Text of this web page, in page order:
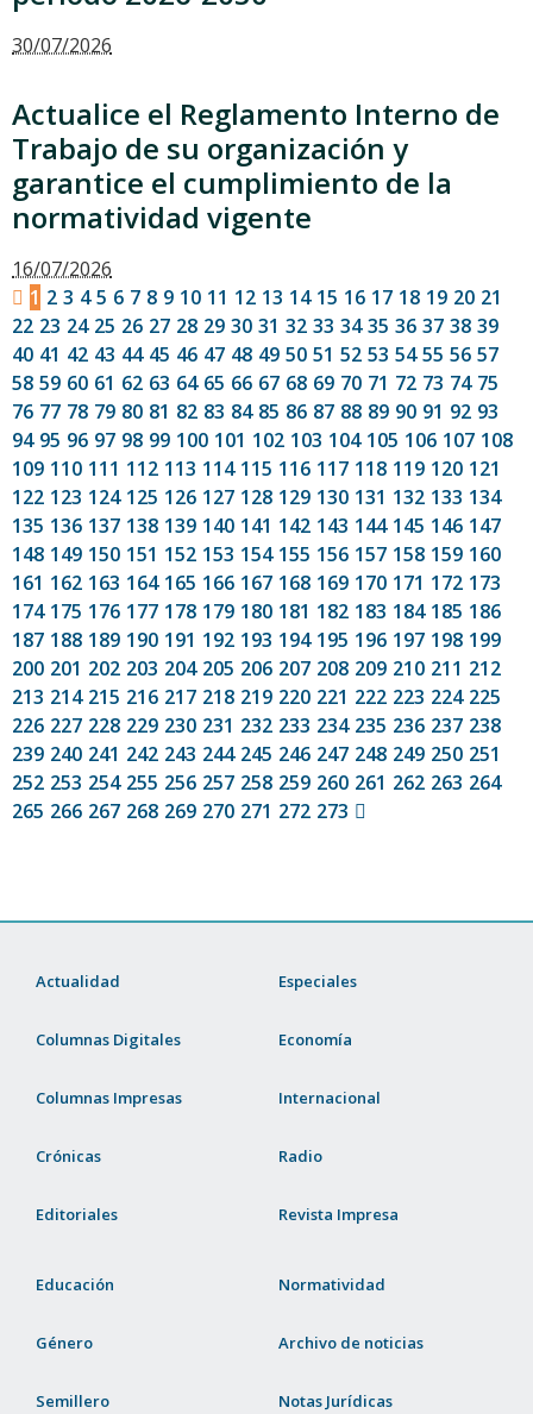
30/07/2026
Actualice el Reglamento Interno de
Trabajo de su organización y
garantice el cumplimiento de la
normatividad vigente
16/07/2026
1 2 3 4 5 6 7 8 9 10 11 12 13 14 15 16 17 18 19 20 21
22 23 24 25 26 27 28 29 30 31 32 33 34 35 36 37 38 39
40 41 42 43 44 45 46 47 48 49 50 51 52 53 54 55 56 57
58 59 60 61 62 63 64 65 66 67 68 69 70 71 72 73 74 75
76 77 78 79 80 81 82 83 84 85 86 87 88 89 90 91 92 93
94 95 96 97 98 99 100 101 102 103 104 105 106 107 108
109 110 111 112 113 114 115 116 117 118 119 120 121
122 123 124 125 126 127 128 129 130 131 132 133 134
135 136 137 138 139 140 141 142 143 144 145 146 147
148 149 150 151 152 153 154 155 156 157 158 159 160
161 162 163 164 165 166 167 168 169 170 171 172 173
174 175 176 177 178 179 180 181 182 183 184 185 186
187 188 189 190 191 192 193 194 195 196 197 198 199
200 201 202 203 204 205 206 207 208 209 210 211 212
213 214 215 216 217 218 219 220 221 222 223 224 225
226 227 228 229 230 231 232 233 234 235 236 237 238
239 240 241 242 243 244 245 246 247 248 249 250 251
252 253 254 255 256 257 258 259 260 261 262 263 264
265 266 267 268 269 270 271 272 273
Actualidad
Columnas Digitales
Columnas Impresas
Crónicas
Editoriales
Especiales
Economía
Internacional
Radio
Revista Impresa
Educación
Género
Semillero
Normatividad
Archivo de noticias
Notas Jurídicas